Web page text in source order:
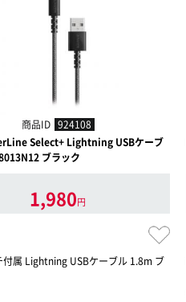
商品ID 924108
Select+ Lightning USBケーブ
ブラック
1,980円
付属 Lightning USBケーブル 1.8m ブ